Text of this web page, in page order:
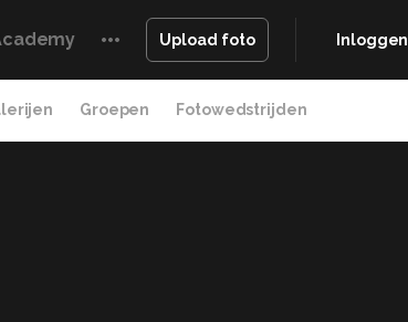
Upload foto Inloggen
Groepen Fotowedstrijden